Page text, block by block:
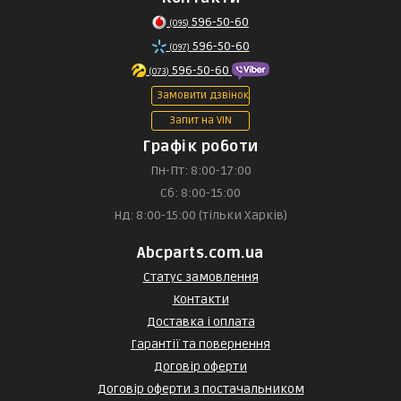
(095) 596-50-60
(097) 596-50-60
(073) 596-50-60
Замовити дзвінок
Запит на VIN
Графік роботи
Пн-Пт: 8:00-17:00
Сб: 8:00-15:00
Нд: 8:00-15:00 (тільки Харків)
Abcparts.com.ua
Статус замовлення
Контакти
Доставка і оплата
Гарантії та повернення
Договір оферти
Договір оферти з постачальником